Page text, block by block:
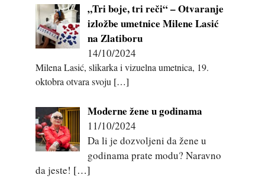
„Tri boje, tri reči“ – Otvaranje
izložbe umetnice Milene Lasić
na Zlatiboru
14/10/2024
Milena Lasić, slikarka i vizuelna umetnica, 19.
oktobra otvara svoju […]
Moderne žene u godinama
11/10/2024
Da li je dozvoljeni da žene u
godinama prate modu? Naravno
da jeste! […]